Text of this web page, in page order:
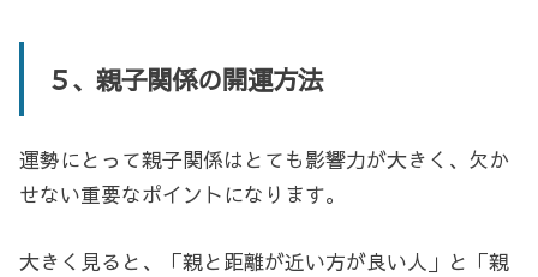
５、親子関係の開運方法
運勢にとって親子関係はとても影響力が大きく、欠か
せない重要なポイントになります。
大きく見ると、「親と距離が近い方が良い人」と「親